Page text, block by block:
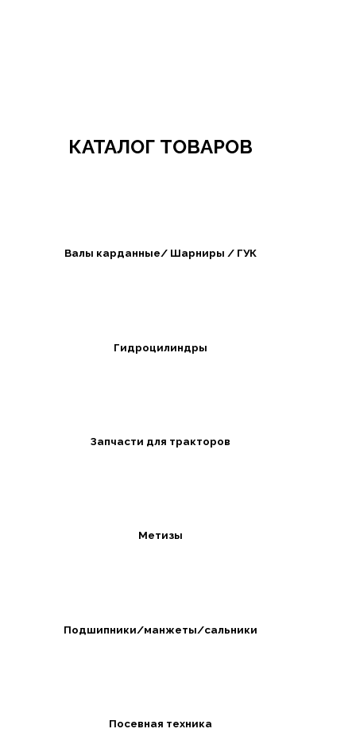
КАТАЛОГ ТОВАРОВ
Валы карданные/ Шарниры / ГУК
Гидроцилиндры
Запчасти для тракторов
Метизы
Подшипники/манжеты/сальники
Посевная техника